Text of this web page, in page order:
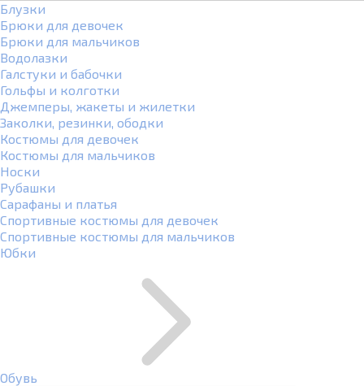
Блузки
Брюки для девочек
Брюки для мальчиков
Водолазки
Галстуки и бабочки
Гольфы и колготки
Джемперы, жакеты и жилетки
Заколки, резинки, ободки
Костюмы для девочек
Костюмы для мальчиков
Носки
Рубашки
Сарафаны и платья
Спортивные костюмы для девочек
Спортивные костюмы для мальчиков
Юбки
Обувь